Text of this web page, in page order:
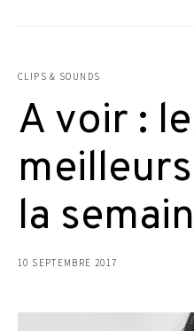
CLIPS & SOUNDS
A voir :
la
10 SEPTEMBRE 2017